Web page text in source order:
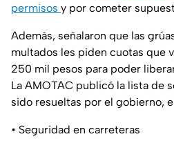
permisos y por cometer
Además, señalaron que las
multados les piden cuotas que
250 mil pesos para poder
La AMOTAC publicó la lista de
sido resueltas por el gobierno,
• Seguridad en carreteras